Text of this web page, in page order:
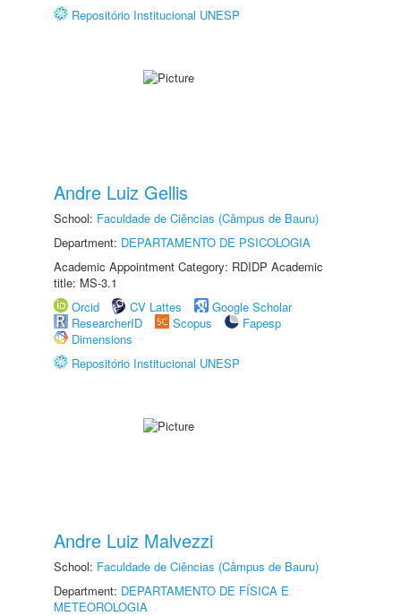
Repositório Institucional UNESP
Andre Luiz Gellis
School: Faculdade de Ciências (Câmpus de Bauru)
Department: DEPARTAMENTO DE PSICOLOGIA
Academic Appointment Category: RDIDP Academic
title: MS-3.1
Orcid
CV Lattes
Google Scholar
ResearcherID
Scopus
Fapesp
Dimensions
Repositório Institucional UNESP
Andre Luiz Malvezzi
School: Faculdade de Ciências (Câmpus de Bauru)
Department: DEPARTAMENTO DE FÍSICA E
METEOROLOGIA